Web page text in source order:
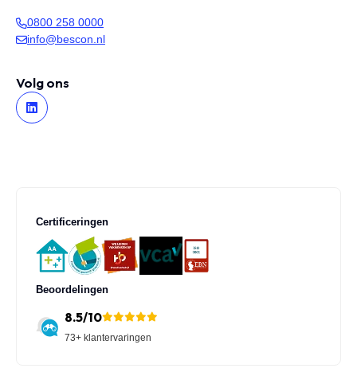
0800 258 0000
info@bescon.nl
Volg ons
Certificeringen
Beoordelingen
8.5/10
73+ klantervaringen